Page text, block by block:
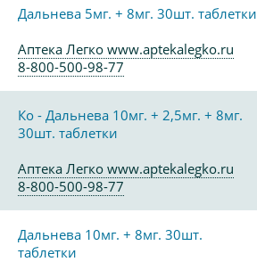
Дальнева 5мг. + 8мг. 30шт. таблетки
Аптека Легко www.aptekalegko.ru
8-800-500-98-77
Ко - Дальнева 10мг. + 2,5мг. + 8мг.
30шт. таблетки
Аптека Легко www.aptekalegko.ru
8-800-500-98-77
Дальнева 10мг. + 8мг. 30шт.
таблетки